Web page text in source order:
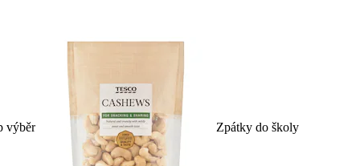
výběr Zpátky do školy